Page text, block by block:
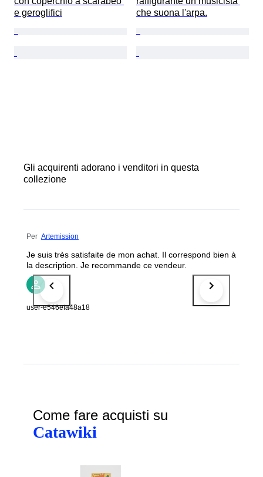
e geroglifici
che suona l'arpa.
Gli acquirenti adorano i venditori in questa
collezione
Per Artemission
Je suis très satisfaite de mon achat. Il correspond bien à
la description. Je recommande ce vendeur.
user-e546efa48a18
Come fare acquisti su
Catawiki